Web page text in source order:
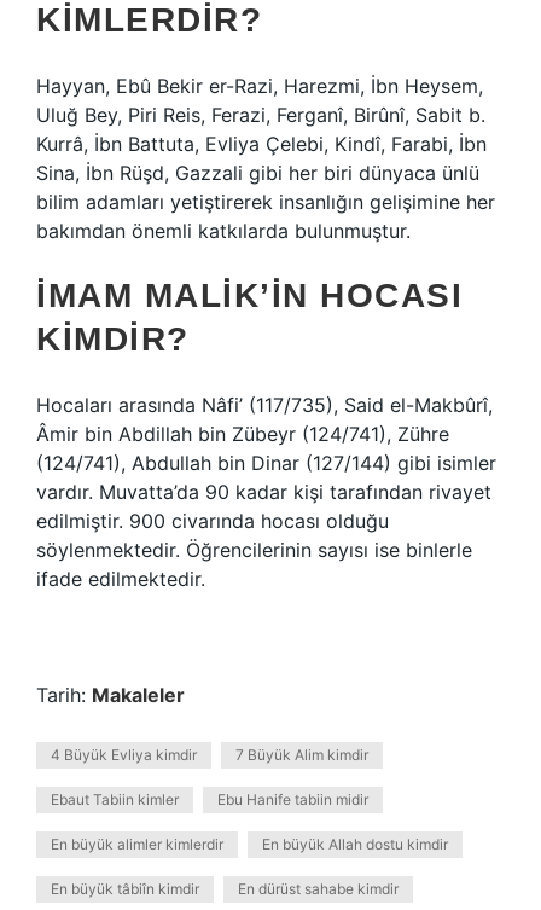
KIMLERDIR?
Hayyan, Ebû Bekir er-Razi, Harezmi, İbn Heysem,
Uluğ Bey, Piri Reis, Ferazi, Ferganî, Birûnî, Sabit b.
Kurrâ, İbn Battuta, Evliya Çelebi, Kindî, Farabi, İbn
Sina, İbn Rüşd, Gazzali gibi her biri dünyaca ünlü
bilim adamları yetiştirerek insanlığın gelişimine her
bakımdan önemli katkılarda bulunmuştur.
İMAM MALIK’IN HOCASI
KIMDIR?
Hocaları arasında Nâfi’ (117/735), Said el-Makbûrî,
Âmir bin Abdillah bin Zübeyr (124/741), Zühre
(124/741), Abdullah bin Dinar (127/144) gibi isimler
vardır. Muvatta’da 90 kadar kişi tarafından rivayet
edilmiştir. 900 civarında hocası olduğu
söylenmektedir. Öğrencilerinin sayısı ise binlerle
ifade edilmektedir.
Tarih: Makaleler
4 Büyük Evliya kimdir 7 Büyük Alim kimdir
Ebaut Tabiin kimler Ebu Hanife tabiin midir
En büyük alimler kimlerdir En büyük Allah dostu kimdir
En büyük tâbiîn kimdir En dürüst sahabe kimdir